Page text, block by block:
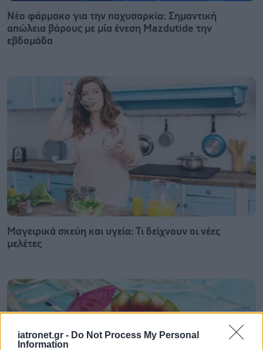
iatronet.gr - Do Not Process My Personal
Information
Νέο φάρμακο για την παχυσαρκία: Σημαντική
απώλεια βάρους με μία ένεση Mazdutide την
εβδομάδα
Μαγειρικά σκεύη και υγεία: Τι δείχνουν οι νέες
μελέτες